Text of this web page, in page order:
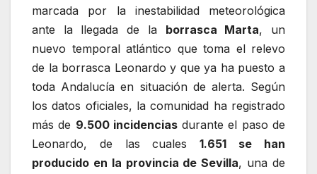
marcada por la inestabilidad meteorológica
ante la llegada de la borrasca Marta, un
nuevo temporal atlántico que toma el relevo
de la borrasca Leonardo y que ya ha puesto a
toda Andalucía en situación de alerta. Según
los datos oficiales, la comunidad ha registrado
más de 9.500 incidenciasdurante el paso de
Leonardo, de las cuales1.651 se han
producido en la provincia de Sevilla, una de